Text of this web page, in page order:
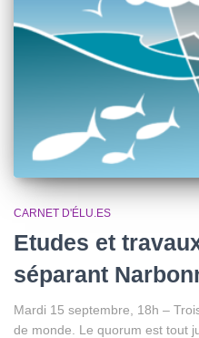
CARNET D'ÉLU.ES
Etudes et
séparant
Mardi 15 septembre, 18h –
de monde. Le quorum est tout